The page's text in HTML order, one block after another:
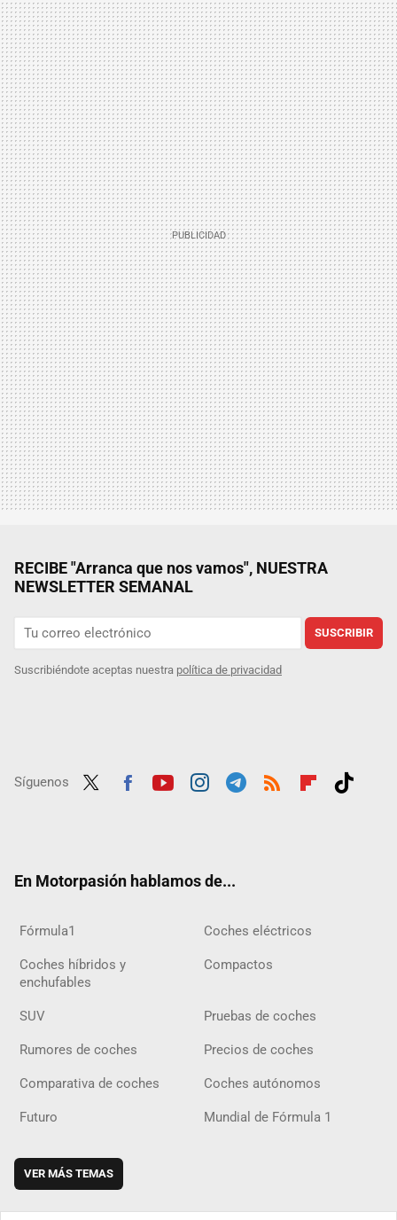
RECIBE "Arranca que nos vamos", NUESTRA
NEWSLETTER SEMANAL
SUSCRIBIR
Suscribiéndote aceptas nuestra política de privacidad
Síguenos
En Motorpasión hablamos de...
Fórmula1 Coches eléctricos
Coches híbridos y
enchufables
Compactos
SUV Pruebas de coches
Rumores de coches Precios de coches
Comparativa de coches Coches autónomos
Futuro Mundial de Fórmula 1
VER MÁS TEMAS